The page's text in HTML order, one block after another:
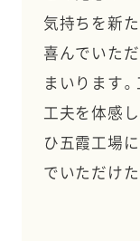
気持ちを新
喜んでいた
まいります
工夫を体感
ひ五霞工場
でいただけ